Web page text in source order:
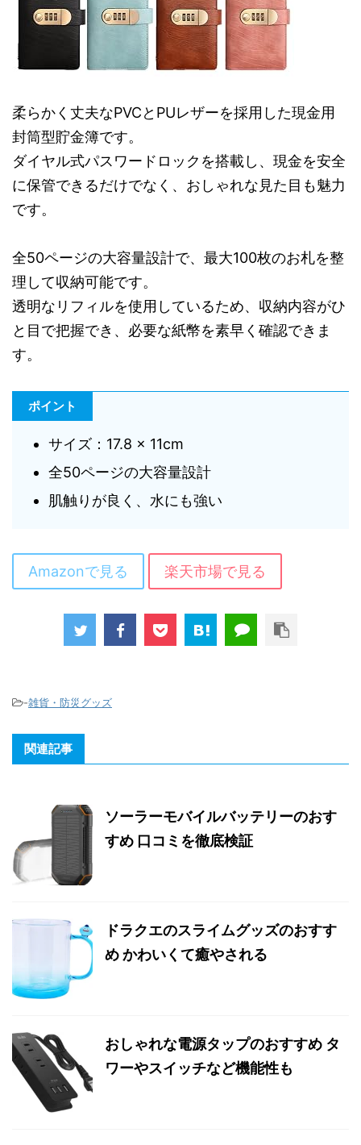
柔らかく丈夫なPVCとPUレザーを採用した現金用
封筒型貯金簿です。
ダイヤル式パスワードロックを搭載し、現金を安全
に保管できるだけでなく、おしゃれな見た目も魅力
です。
全50ページの大容量設計で、最大100枚のお札を整
理して収納可能です。
透明なリフィルを使用しているため、収納内容がひ
と目で把握でき、必要な紙幣を素早く確認できま
す。
ポイント
サイズ：17.8 × 11cm
全50ページの大容量設計
肌触りが良く、水にも強い
Amazonで見る 楽天市場で見る
-雑貨・防災グッズ
関連記事
ソーラーモバイルバッテリーのおす
すめ 口コミを徹底検証
ドラクエのスライムグッズのおすす
め かわいくて癒やされる
おしゃれな電源タップのおすすめ タ
ワーやスイッチなど機能性も